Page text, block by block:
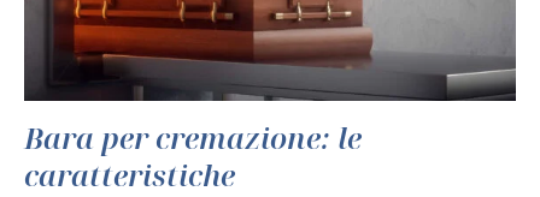
Bara per cremazione: le
caratteristiche